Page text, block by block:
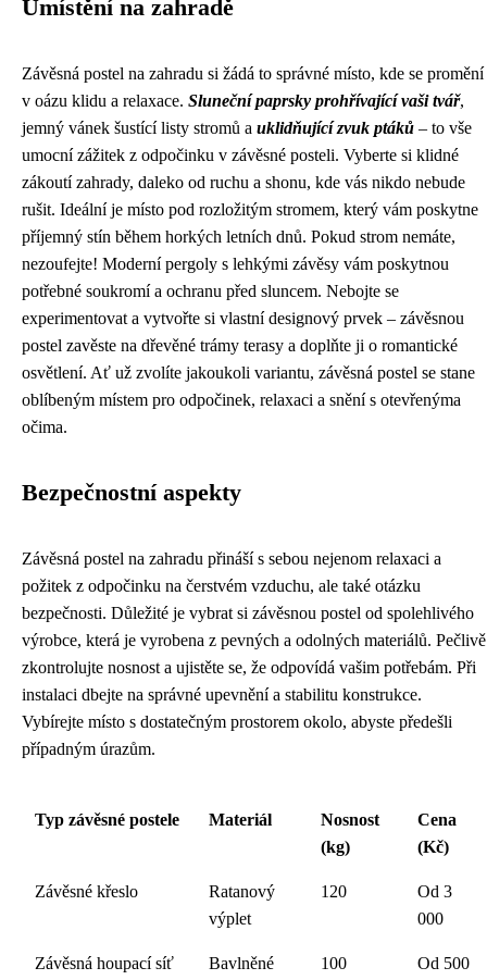
Umístění na zahradě
Závěsná postel na zahradu si žádá to správné místo, kde se promění
v oázu klidu a relaxace. Sluneční paprsky prohřívající vaši tvář,
jemný vánek šustící listy stromů a uklidňující zvuk ptáků – to vše
umocní zážitek z odpočinku v závěsné posteli. Vyberte si klidné
zákoutí zahrady, daleko od ruchu a shonu, kde vás nikdo nebude
rušit. Ideální je místo pod rozložitým stromem, který vám poskytne
příjemný stín během horkých letních dnů. Pokud strom nemáte,
nezoufejte! Moderní pergoly s lehkými závěsy vám poskytnou
potřebné soukromí a ochranu před sluncem. Nebojte se
experimentovat a vytvořte si vlastní designový prvek – závěsnou
postel zavěste na dřevěné trámy terasy a doplňte ji o romantické
osvětlení. Ať už zvolíte jakoukoli variantu, závěsná postel se stane
oblíbeným místem pro odpočinek, relaxaci a snění s otevřenýma
očima.
Bezpečnostní aspekty
Závěsná postel na zahradu přináší s sebou nejenom relaxaci a
požitek z odpočinku na čerstvém vzduchu, ale také otázku
bezpečnosti. Důležité je vybrat si závěsnou postel od spolehlivého
výrobce, která je vyrobena z pevných a odolných materiálů. Pečlivě
zkontrolujte nosnost a ujistěte se, že odpovídá vašim potřebám. Při
instalaci dbejte na správné upevnění a stabilitu konstrukce.
Vybírejte místo s dostatečným prostorem okolo, abyste předešli
případným úrazům.
Typ závěsné postele Materiál
Nosnost
(kg)
Cena
(Kč)
Závěsné křeslo
Ratanový
výplet
120
Od 3
000
Závěsná houpací síť
Bavlněné
100 Od 500